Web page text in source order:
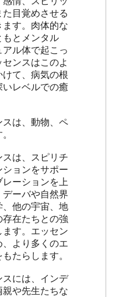
た目覚めさせる
す。肉体的な
もとメンタル
ル体で起こっ
ンスはこのよ
けて、病気の根
レベルでの癒
スは、動物、ペ
は、スピリチ
ションをサポー
レーションを上
ーバや自然界
他の宇宙、地
在たちとの強
す。エッセン
より多くのエ
たらします。
スには、インデ
親や先生たちな